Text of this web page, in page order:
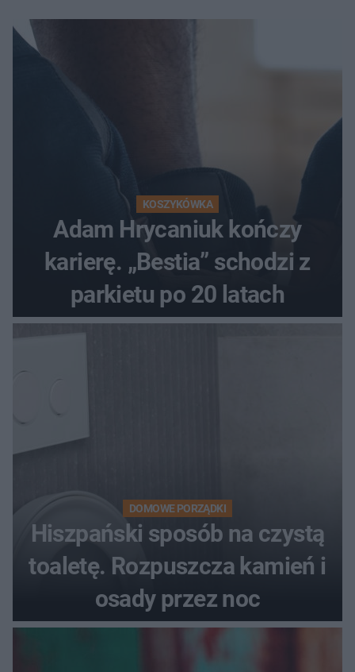
KOSZYKÓWKA
Adam Hrycaniuk kończy
karierę. „Bestia” schodzi z
parkietu po 20 latach
DOMOWE PORZĄDKI
Hiszpański sposób na czystą
toaletę. Rozpuszcza kamień i
osady przez noc